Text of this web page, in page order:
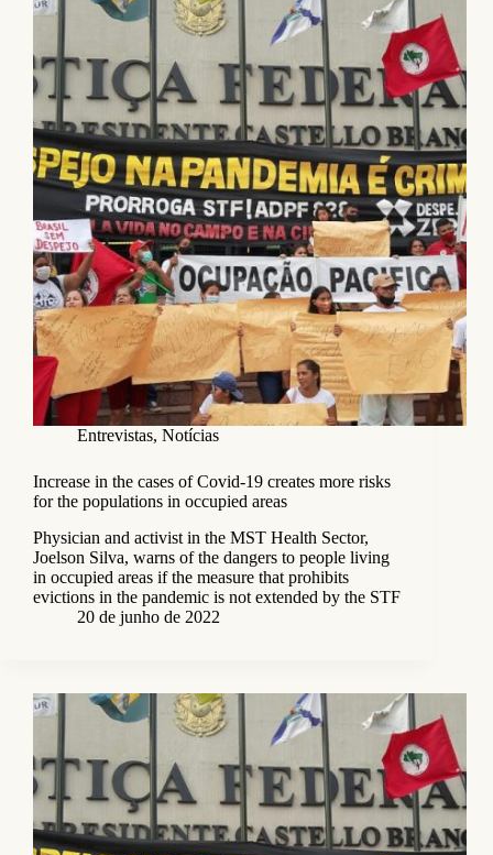
Entrevistas, Notícias
Increase in the cases of Covid-19 creates more risks
for the populations in occupied areas
Physician and activist in the MST Health Sector,
Joelson Silva, warns of the dangers to people living
in occupied areas if the measure that prohibits
evictions in the pandemic is not extended by the STF
20 de junho de 2022